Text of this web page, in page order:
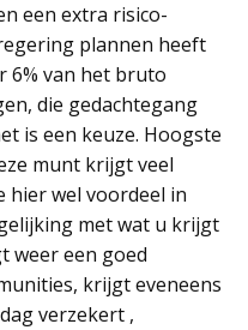
een extra risico-
plannen heeft
van het bruto
die gedachtegang
is een keuze. Hoogste
munt krijgt veel
hier wel voordeel in
met wat u krijgt
weer een goed
krijgt eveneens
verzekert ,